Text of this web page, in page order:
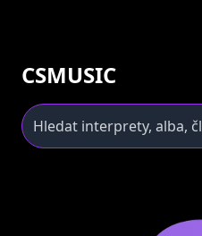
CSMUSIC